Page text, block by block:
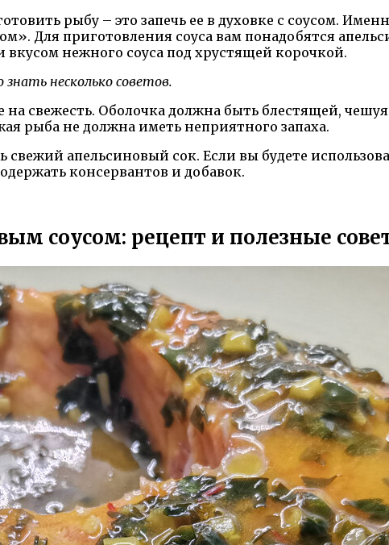
рыбу – это запечь ее в духовке с соусом.
Для приготовления соуса вам понадобятся
вкусом нежного соуса под хрустящей корочкой.
несколько советов.
свежесть. Оболочка должна быть блестящей,
рыба не должна иметь неприятного запаха.
свежий апельсиновый сок. Если вы будете
консервантов и добавок.
соусом: рецепт и полезные